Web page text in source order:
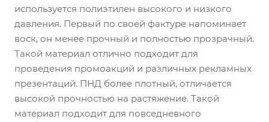
используется полиэтилен высокого и низкого
давления. Первый по своей фактуре напоминает
воск, он менее прочный и полностью прозрачный.
Такой материал отлично подходит для
проведения промоакций и различных рекламных
презентаций. ПНД более плотный, отличается
высокой прочностью на растяжение. Такой
материал подходит для повседневного